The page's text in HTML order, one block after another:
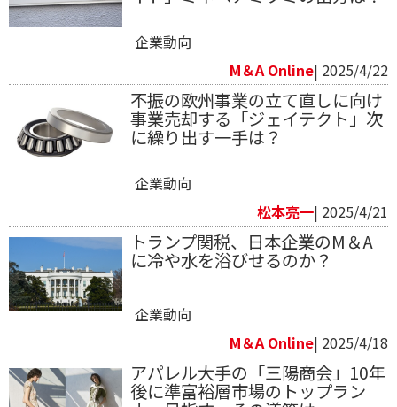
企業動向
M＆A Online| 2025/4/22
不振の欧州事業の立て直しに向け
事業売却する「ジェイテクト」次
に繰り出す一手は？
企業動向
松本亮一| 2025/4/21
トランプ関税、日本企業のM＆A
に冷や水を浴びせるのか？
企業動向
M＆A Online| 2025/4/18
アパレル大手の「三陽商会」10年
後に準富裕層市場のトップラン